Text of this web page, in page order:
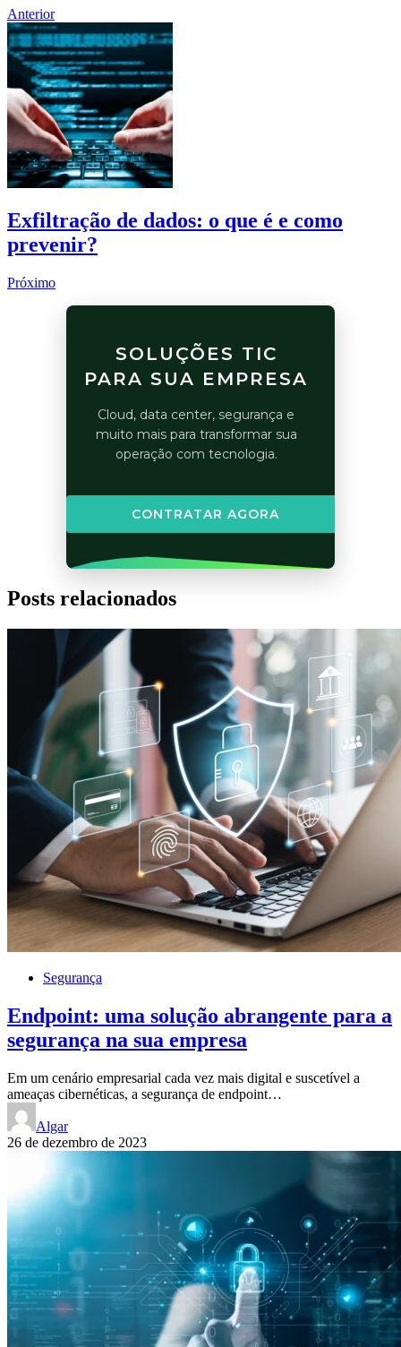
Anterior
Exfiltração de dados: o que é e como
prevenir?
Próximo
SOLUÇÕES TIC
PARA SUA EMPRESA
Cloud, data center, segurança e
muito mais para transformar sua
operação com tecnologia.
CONTRATAR AGORA
Posts relacionados
Segurança
Endpoint: uma solução abrangente para a
segurança na sua empresa
Em um cenário empresarial cada vez mais digital e suscetível a
ameaças cibernéticas, a segurança de endpoint…
Algar
26 de dezembro de 2023